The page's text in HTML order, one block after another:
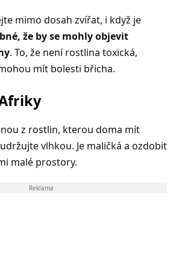
mimo dosah zvířat, i když je
že by se mohly objevit
. To, že není rostlina toxická,
mít bolesti břicha.
z rostlin, kterou doma mít
vlhkou. Je maličká a ozdobit
malé prostory.
Reklama